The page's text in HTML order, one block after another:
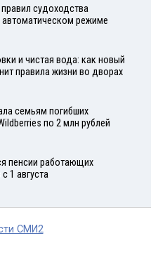
судоходства
режиме
и чистая вода: как новый
правила жизни во дворах
семьям погибших
по 2 млн рублей
пенсии работающих
1 августа
СМИ2